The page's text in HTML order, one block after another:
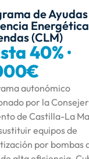
de
(CLM)
40% ·
autonómico
por la
de Castilla-La
equipos de
por bombas